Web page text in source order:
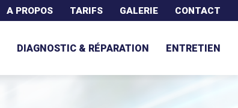
A PROPOS TARIFS GALERIE CONTACT
DIAGNOSTIC & RÉPARATION ENTRETIEN